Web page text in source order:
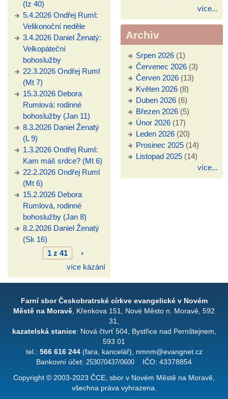
(Iz 40)
5.4.2026 Ondřej Ruml:
Velikonoční neděle
3.4.2026 Daniel Ženatý:
Velkopáteční
bohoslužby
22.3.2026 Ondřej Ruml
(Mt 7)
15.3.2026 Debora
Rumlová: rodinné
bohoslužby (Jan 11)
8.3.2026 Daniel Ženatý
(L 9)
1.3.2026 Ondřej Ruml:
Kam máš srdce? (Mt 6)
22.2.2026 Ondřej Ruml
(Mt 6)
15.2.2026 Debora
Rumlová, rodinné
bohoslužby (Jan 8)
8.2.2026 Daniel Ženatý
(Sk 16)
1 z 41
›
více kázání
více...
Archiv
Srpen 2026(1)
Červenec 2026(3)
Červen 2026(13)
Květen 2026(8)
Duben 2026(6)
Březen 2026(5)
Únor 2026(17)
Leden 2026(20)
Prosinec 2025(14)
Listopad 2025(14)
více...
Farní sbor Českobratrské církve evangelické v Novém
Městě na Moravě , Křenkova 151, Nové Město n. Moravě, 592
31,
kazatelská stanice: Nová čtvrť 504, Bystřice nad Pernštejnem,
593 01
tel.: 566 616 244(fara, kancelář), nmnm@evangnet.cz
Bankovní účet: 253070437/0600 IČO: 43378854
Copyright © 2003-2023 ČCE, sbor v Novém Městě na Moravě,
všechna práva vyhrazena.